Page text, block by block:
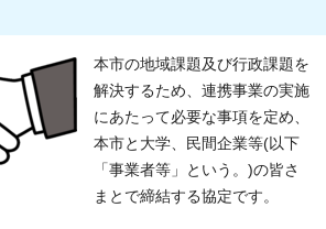
本市の地域課題及び行政課題を
解決するため、連携事業の実施
にあたって必要な事項を定め、
本市と大学、民間企業等(以下
「事業者等」という。)の皆さ
まとで締結する協定です。